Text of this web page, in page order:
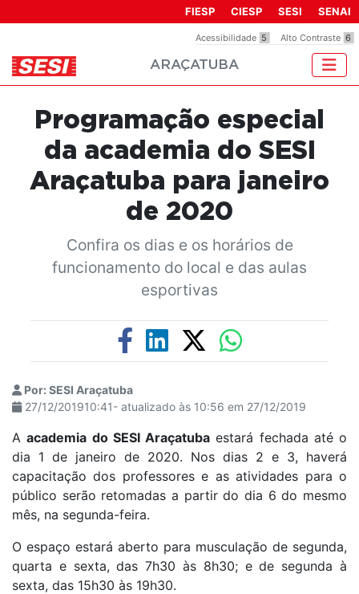
inclui
um
sistema
acessibilidade.
Acessibilidade 5 Alto Contraste 6
FIESP CIESP SESI SENAI
ARAÇATUBA
Programação especial
da academia do SESI
Araçatuba para janeiro
de 2020
Confira os dias e os horários de
funcionamento do local e das aulas
esportivas
Por: SESI Araçatuba
27/12/201910:41- atualizado às 10:56 em 27/12/2019
Aacademia do SESI Araçatuba estará fechada até o
dia 1 de janeiro de 2020. Nos dias 2 e 3, haverá
capacitação dos professores e as atividades para o
público serão retomadas a partir do dia 6 do mesmo
mês, na segunda-feira.
O espaço estará aberto para musculação de segunda,
quarta e sexta, das 7h30 às 8h30; e de segunda à
sexta, das 15h30 às 19h30.